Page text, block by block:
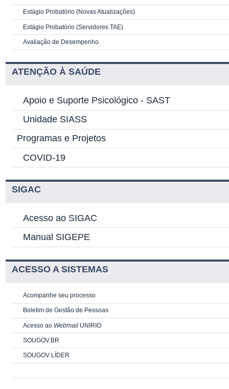
Estágio Probatório (Novas Atualizações)
Estágio Probatório (Servidores TAE)
Avaliação de Desempenho
ATENÇÃO À SAÚDE
Apoio e Suporte Psicológico - SAST
Unidade SIASS
Programas e Projetos
COVID-19
SIGAC
Acesso ao SIGAC
Manual SIGEPE
ACESSO A SISTEMAS
Acompanhe seu processo
Boletim de Gestão de Pessoas
Acesso ao Webmail UNIRIO
SOUGOV.BR
SOUGOV LÍDER